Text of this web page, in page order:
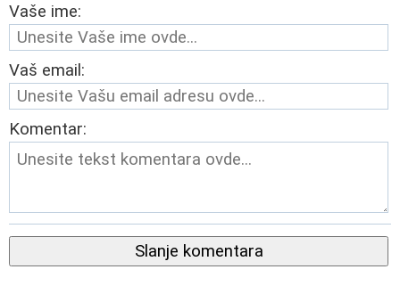
Vaše ime:
Vaš email:
Komentar:
Slanje komentara